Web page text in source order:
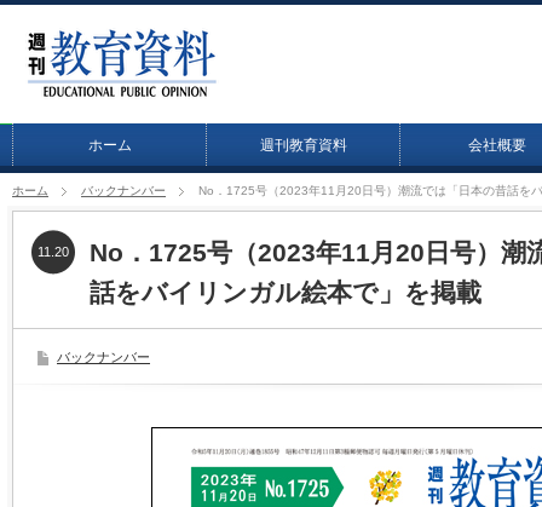
ホーム 週刊教育資料 会社概要
ホーム バックナンバー No．1725号（2023年11月20日号）潮流では「日本の昔話を
No．1725号（2023年11月20日号）潮
話をバイリンガル絵本で」を掲載
11.20
バックナンバー